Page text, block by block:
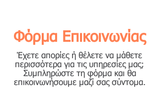
Φόρμα Επικοινωνίας
Έχετε απορίες ή θέλετε να μάθετε
περισσότερα για τις υπηρεσίες μας;
Συμπληρώστε τη φόρμα και θα
επικοινωνήσουμε μαζί σας σύντομα.